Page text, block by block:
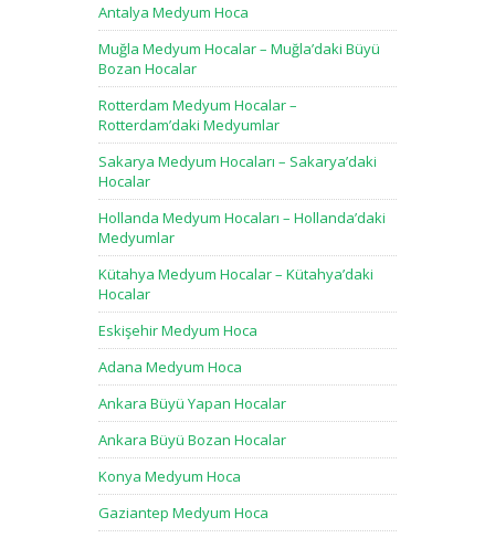
Antalya Medyum Hoca
Muğla Medyum Hocalar – Muğla’daki Büyü
Bozan Hocalar
Rotterdam Medyum Hocalar –
Rotterdam’daki Medyumlar
Sakarya Medyum Hocaları – Sakarya’daki
Hocalar
Hollanda Medyum Hocaları – Hollanda’daki
Medyumlar
Kütahya Medyum Hocalar – Kütahya’daki
Hocalar
Eskişehir Medyum Hoca
Adana Medyum Hoca
Ankara Büyü Yapan Hocalar
Ankara Büyü Bozan Hocalar
Konya Medyum Hoca
Gaziantep Medyum Hoca